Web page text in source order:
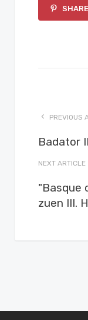
PREVIOUS
Badator
NEXT ARTICLE
"Basque
zuen III.